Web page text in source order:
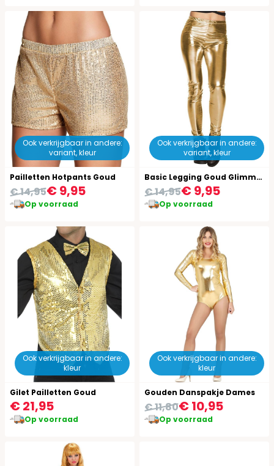
Ook verkrijgbaar in andere:
variant, kleur
Pailletten Hotpants Goud
€ 9,95
€ 14,95
Op voorraad
Ook verkrijgbaar in andere:
variant, kleur
Basic Legging Goud Glimmend
€ 9,95
€ 14,95
Op voorraad
Ook verkrijgbaar in andere:
kleur
Gilet Pailletten Goud
€ 21,95
Op voorraad
Ook verkrijgbaar in andere:
kleur
Gouden Danspakje Dames
€ 10,95
€ 11,80
Op voorraad